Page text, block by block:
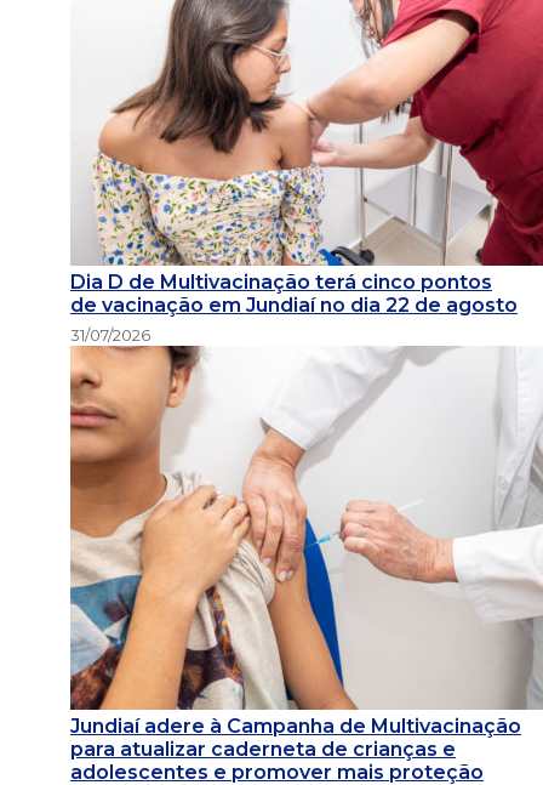
Dia D de Multivacinação terá cinco pontos
de vacinação em Jundiaí no dia 22 de agosto
31/07/2026
Jundiaí adere à Campanha de Multivacinação
para atualizar caderneta de crianças e
adolescentes e promover mais proteção